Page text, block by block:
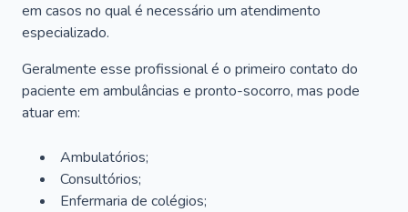
em casos no qual é necessário um atendimento
especializado.
Geralmente esse profissional é o primeiro contato do
paciente em ambulâncias e pronto-socorro, mas pode
atuar em:
Ambulatórios;
Consultórios;
Enfermaria de colégios;